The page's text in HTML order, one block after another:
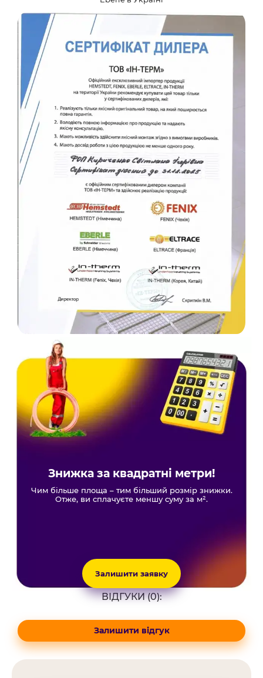
Знижка за квадратні метри!
Чим більше площа – тим більший розмір знижки.
Отже, ви сплачуєте меншу суму за м².
Залишити заявку
ВІДГУКИ (0):
Залишити відгук